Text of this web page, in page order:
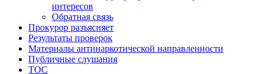
интересов
Обратная связь
Прокурор разъясняет
Результаты проверок
Материалы антинаркотической направленности
Публичные слушания
ТОС